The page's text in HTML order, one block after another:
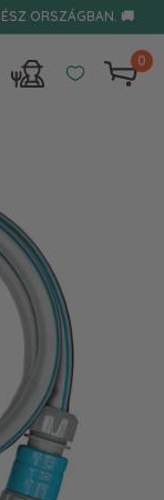
ORSZÁGBAN. 🚚
0